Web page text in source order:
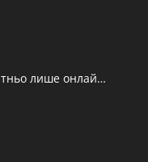
лише онлайн-